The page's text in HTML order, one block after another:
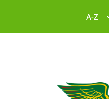
A-Z